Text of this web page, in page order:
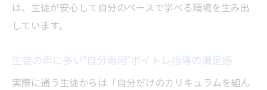
は、生徒が安心して自分のペースで学べる環境を生み出
しています。
生徒の声に多い“自分専用”ボイトレ指導の満足感
実際に通う生徒からは「自分だけのカリキュラムを組ん